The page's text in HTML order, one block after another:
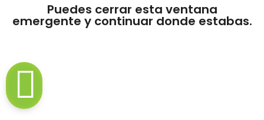
Puedes cerrar esta ventana
emergente y continuar donde estabas.